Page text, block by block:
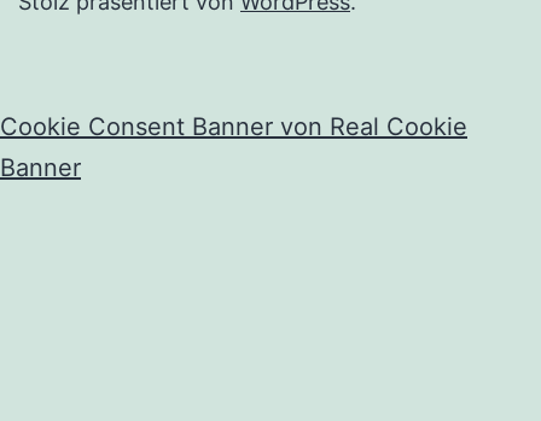
Cookie Consent Banner von Real Cookie
Banner